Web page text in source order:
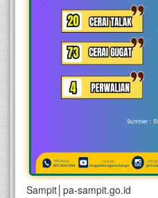
Sampit│pa-sampit.go.id